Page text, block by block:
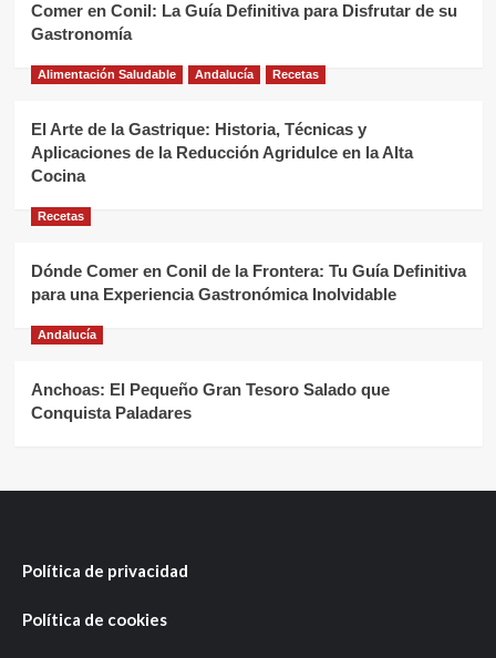
Comer en Conil: La Guía Definitiva para Disfrutar de su
Gastronomía
Alimentación Saludable Andalucía Recetas
El Arte de la Gastrique: Historia, Técnicas y
Aplicaciones de la Reducción Agridulce en la Alta
Cocina
Recetas
Dónde Comer en Conil de la Frontera: Tu Guía Definitiva
para una Experiencia Gastronómica Inolvidable
Andalucía
Anchoas: El Pequeño Gran Tesoro Salado que
Conquista Paladares
Política de privacidad
Política de cookies